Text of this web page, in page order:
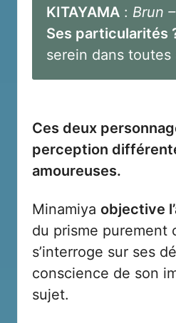
KITAYAMA : Brun
Ses particularités
serein dans toutes
Ces deux
perception
amoureuses.
Minamiya objective
du prisme purement
s’interroge sur ses
conscience de son
sujet.